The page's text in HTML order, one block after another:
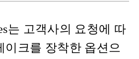
는 고객사의 요청에 따
이크를 장착한 옵션으